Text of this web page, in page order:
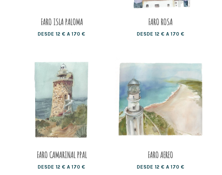
FARO ISLA PALOMA
DESDE 12 € A 170 €
FARO ROSA
DESDE 12 € A 170 €
FARO CAMARINAL PPAL
DESDE 12 € A 170 €
FARO AEREO
DESDE 12 € A 170 €